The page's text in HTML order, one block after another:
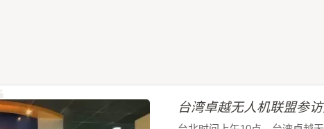
台湾卓越无人机联盟参